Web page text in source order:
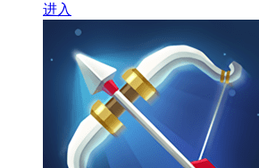
进入